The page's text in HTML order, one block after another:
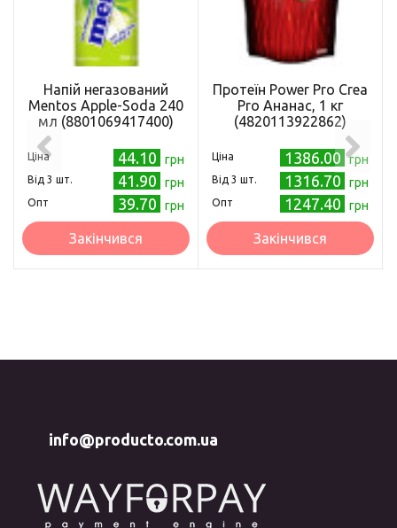
Напій негазований
Mentos Apple-Soda 240
мл (8801069417400)
Ціна 44.10 грн
Від 3 шт. 41.90 грн
Опт 39.70 грн
Закінчився
Протеїн Power Pro Crea
Pro Ананас, 1 кг
(4820113922862)
Ціна 1386.00 грн
Від 3 шт. 1316.70 грн
Опт 1247.40 грн
Закінчився
info@producto.com.ua